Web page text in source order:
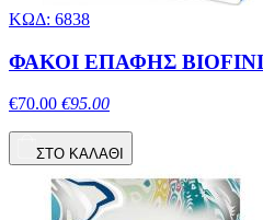
ΚΩΔ: 6838
ΦΑΚΟΙ ΕΠΑΦΗΣ
€70.00 €95.00
ΣΤΟ ΚΑΛΑΘΙ